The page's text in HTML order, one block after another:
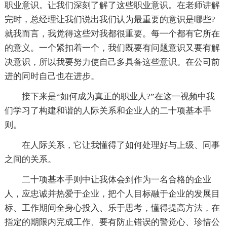
职业意识。让我们深刻了解了这些职业意识。在老师讲解
完时，总经理让我们说出我们认为最重要的意识是哪些?
就我而言，我觉得这些对我都很重要。每一个都有它所在
的意义。一个紧扣着一个，我们既要有问题意识又要有解
决意识，所以我要努力使自己多具备这些意识。在公司前
进的同时自己也在进步。
接下来是“如何成为真正的职业人?”在这一视频中我
们学习了构建和谐的人际关系和企业人的二十项基本手
则。
在人际关系，它让我懂得了如何处理好与上级、同事
之间的关系。
二十项基本手则中让我体会到作为一名合格的企业
人，应忠诚并热爱于企业，把个人目标融于企业的发展目
标、工作期间全身心投入、乐于思考，懂得提高方法，在
指定的期限内完成工作、要有防止错误的警觉心、珍惜公